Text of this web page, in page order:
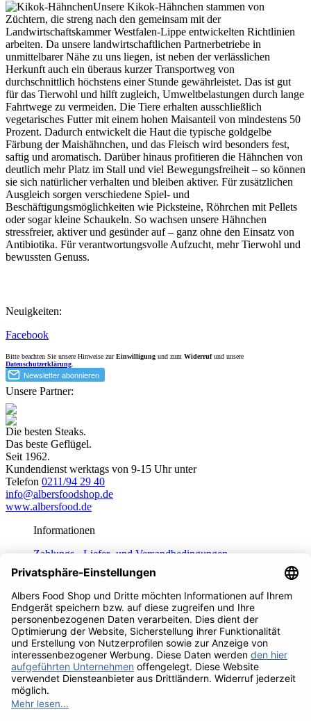
Unsere Kikok-Hähnchen stammen von
Züchtern, die streng nach den gemeinsam mit der
Landwirtschaftskammer Westfalen-Lippe entwickelten Richtlinien
arbeiten. Da unsere landwirtschaftlichen Partnerbetriebe in
unmittelbarer Nähe zu uns liegen, ist neben der verlässlichen
Herkunft auch ein überaus kurzer Transportweg von
durchschnittlich höchstens einer Stunde gewährleistet. Das ist gut
für das Tierwohl und hilft zugleich, Umweltbelastungen durch lange
Fahrtwege zu vermeiden. Die Tiere erhalten ausschließlich
vegetarisches Futter mit einem hohen Maisanteil von mindestens 50
Prozent. Dadurch entwickelt die Haut die typische goldgelbe
Färbung der Maishähnchen, und das Fleisch wird besonders fest,
saftig und aromatisch. Darüber hinaus profitieren die Hähnchen von
deutlich mehr Platz im Stall und viel Bewegungsfreiheit – so können
sie sich natürlicher verhalten und bleiben aktiver. Für zusätzlichen
Ausgleich sorgen verschiedene Spiel- und
Beschäftigungsmöglichkeiten wie Picksteine, Röhrchen mit Pellets
oder sogar kleine Schaukeln. So wachsen unsere Hähnchen
stressfreier, aktiver und gesünder auf – ganz ohne den Einsatz von
Antibiotika. Für verantwortungsvolle Aufzucht, mehr Tierwohl und
bewussten Genuss.
Neuigkeiten:
Facebook
Bitte beachten Sie unsere Hinweise zurEinwilligung und zum Widerrufund unsere
Datenschutzerklärung
Unsere Partner:
Die besten Steaks.
Das beste Geflügel.
Seit 1962.
Kundendienst werktags von 9-15 Uhr unter
Telefon 0211/94 29 40
info@albersfoodshop.de
www.albersfood.de
Informationen
Zahlungs-, Liefer- und Versandbedingungen
Daten­schutz­er­klä­rung
Unsere AGB
Fragen und Antworten
Häufig gestellte Fragen
Service
Impressum